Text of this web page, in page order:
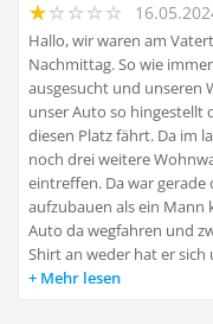
Hallo, wir waren am
Nachmittag. So wie
ausgesucht und unseren
unser Auto so hingestellt
diesen Platz fährt. Da im
noch drei weitere
eintreffen. Da war
aufzubauen als ein Mann
Auto da wegfahren und
Shirt an weder hat er
Mehr lesen